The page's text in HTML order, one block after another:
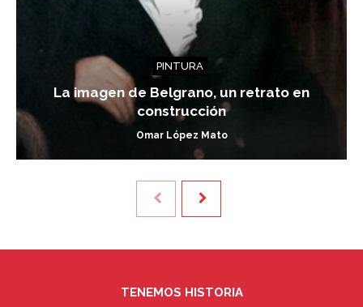
PINTURA
La imagen de Belgrano, un retrato en
construcción
Omar López Mato
TENEMOS HISTORIA